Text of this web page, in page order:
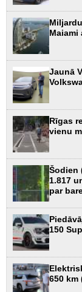
Jaunā
Rīgas
vienu
Šodien
1.817
par
150
650 km